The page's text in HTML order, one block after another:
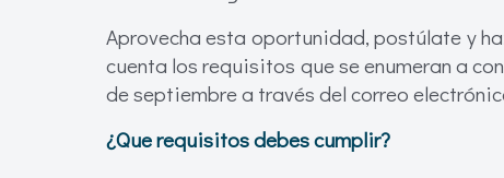
Aprovecha esta oportunidad, postúlate y
cuenta los requisitos que se enumeran a
de septiembre a través del correo
¿Que requisitos debes cumplir?